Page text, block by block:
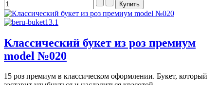
Классический букет из роз премиум
model №020
15 роз премиум в классическом оформлении. Букет, который